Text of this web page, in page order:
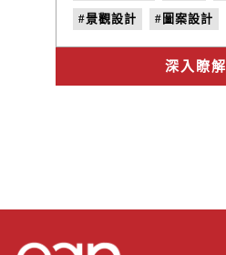
#景觀設計 #圖案設計
#磁磚設計 #地方創生
深入瞭解